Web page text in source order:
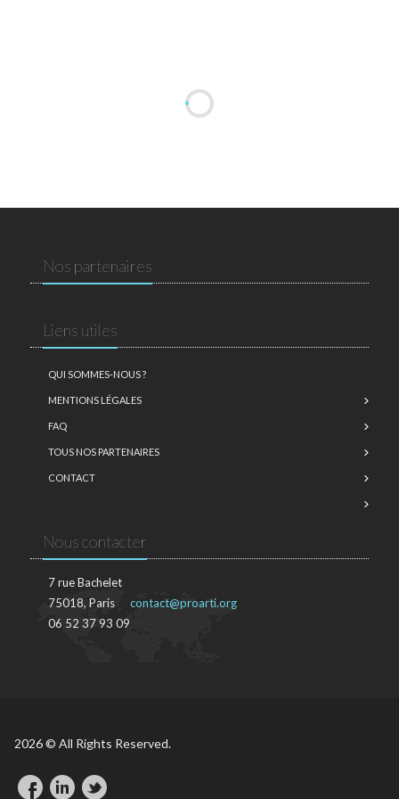
Nos partenaires
Liens utiles
QUI SOMMES-NOUS ?
MENTIONS LÉGALES
FAQ
TOUS NOS PARTENAIRES
CONTACT
Nous contacter
7 rue Bachelet
75018, Paris
06 52 37 93 09
contact@proarti.org
2026 © All Rights Reserved.